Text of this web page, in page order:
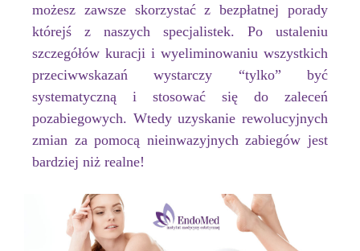
możesz zawsze skorzystać z bezpłatnej porady
którejś z naszych specjalistek. Po ustaleniu
szczegółów kuracji i wyeliminowaniu wszystkich
przeciwwskazań wystarczy “tylko” być
systematyczną i stosować się do zaleceń
pozabiegowych. Wtedy uzyskanie rewolucyjnych
zmian za pomocą nieinwazyjnych zabiegów jest
bardziej niż realne!